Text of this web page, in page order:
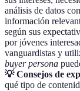
análisis de datos
información
según sus
por jóvenes
vanguardistas y
buyer persona
💡 Consejos de
qué tipo de